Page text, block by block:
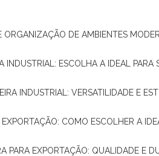
ORGANIZAÇÃO DE AMBIENTES
INDUSTRIAL: ESCOLHA A IDEAL PARA
INDUSTRIAL: VERSATILIDADE E
EXPORTAÇÃO: COMO ESCOLHER A
PARA EXPORTAÇÃO: QUALIDADE E